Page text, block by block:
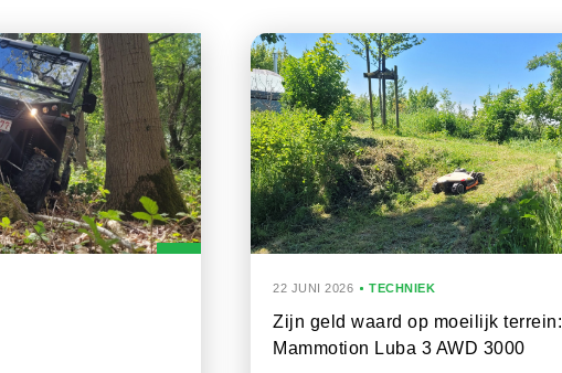
22 JUNI 2026 TECHNIEK
Zijn geld waard op moeilijk terrein:
Mammotion Luba 3 AWD 3000